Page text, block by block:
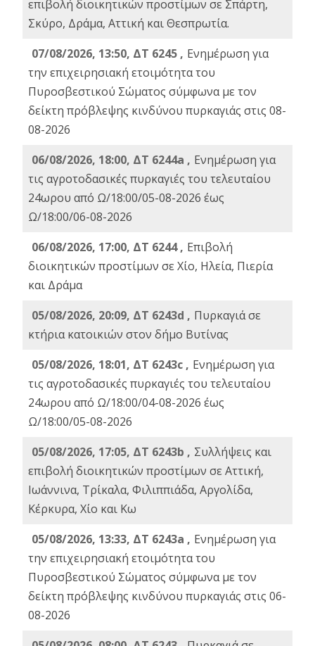
επιβολή διοικητικών προστίμων σε Σπάρτη,
Σκύρο, Δράμα, Αττική και Θεσπρωτία.
07/08/2026, 13:50, ΔΤ 6245 , Ενημέρωση για
την επιχειρησιακή ετοιμότητα του
Πυροσβεστικού Σώματος σύμφωνα με τον
δείκτη πρόβλεψης κινδύνου πυρκαγιάς στις 08-
08-2026
06/08/2026, 18:00, ΔΤ 6244a , Ενημέρωση για
τις αγροτοδασικές πυρκαγιές του τελευταίου
24ωρου από Ω/18:00/05-08-2026 έως
Ω/18:00/06-08-2026
06/08/2026, 17:00, ΔΤ 6244 , Επιβολή
διοικητικών προστίμων σε Χίο, Ηλεία, Πιερία
και Δράμα
05/08/2026, 20:09, ΔΤ 6243d , Πυρκαγιά σε
κτήρια κατοικιών στον δήμο Βυτίνας
05/08/2026, 18:01, ΔΤ 6243c , Ενημέρωση για
τις αγροτοδασικές πυρκαγιές του τελευταίου
24ωρου από Ω/18:00/04-08-2026 έως
Ω/18:00/05-08-2026
05/08/2026, 17:05, ΔΤ 6243b , Συλλήψεις και
επιβολή διοικητικών προστίμων σε Αττική,
Ιωάννινα, Τρίκαλα, Φιλιππιάδα, Αργολίδα,
Κέρκυρα, Χίο και Κω
05/08/2026, 13:33, ΔΤ 6243a , Ενημέρωση για
την επιχειρησιακή ετοιμότητα του
Πυροσβεστικού Σώματος σύμφωνα με τον
δείκτη πρόβλεψης κινδύνου πυρκαγιάς στις 06-
08-2026